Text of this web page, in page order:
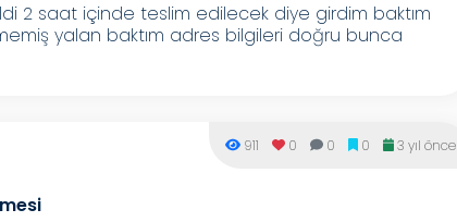
2 saat içinde teslim edilecek diye girdim baktım
yalan baktım adres bilgileri doğru bunca
911 0 0 0 3 yıl önce